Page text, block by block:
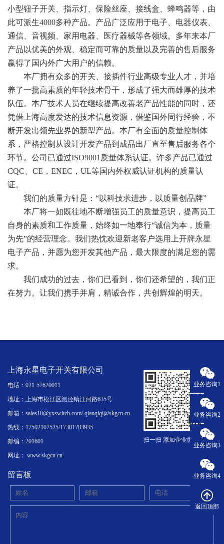
小型钮子开关、指示灯、保险丝座、接线盒、蜂鸣器等，由
此可派生4000多种产品。产品广泛应用于电子、电器仪表、
通信、音视频、家用电器、医疗器械等各领域。多年来本厂
产品以优美的外观、稳定而可靠的质量以及完善的售后服务
赢得了国内外广大用户的信赖。
本厂拥有众多的开关、接插件行业高级专业人才，并培
养了一批高素质的年轻技术骨干，形成了强大而雄厚的技术
队伍。本厂技术人员在继续提高改善老产品性能的同时，还
凭借上海高度发达的技术信息资源，借鉴国外同行经验，不
断开发出领先业界的新型产品。本厂有全面的质量控制体
系，严格控制从设计开发产品到成品出厂直至售后服务各个
环节。公司已通过ISO9001质量体系认证。许多产品已通过
CQC、CE，ENEC，UL等国内外权威认证机构的质量认
证。
我们的质量方针是：“以科技求进步，以质量创品牌”
本厂将一如既往地不断增强员工的质量意识，提高员工
自身的素质和工作质量，始终如一地奉行“诚信为本，质量
为先”的经营理念。我们热忱欢迎新老客户选用上开牌永星
电子产品，并愿为您开发其他产品，最大限度的满足您的需
求。
我们成功的过去，你们已看到，你们还希望的，我们正
在努力。让我们携手并肩，精诚合作，共创辉煌的明天。
上海永星电子开关有限公司
电话：021-57620011
地址：上海市松江区泗泾镇江河路635号
邮箱：sales10@yxswitch.com/ qianqiqi@skgcn.cn
热线：17502107525/17301783935
邮编：201601
网址： www.skgcn.cn
扫一扫 添加企业微信
留言板
业务咨询1
业务咨询2
业务咨询3
业务咨询4
返回顶部